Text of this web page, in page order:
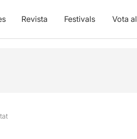
Revista Festivals Vota